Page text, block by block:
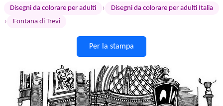
Disegni da colorare per adulti › Disegni da colorare per adulti Italia
› Fontana di Trevi
Per la stampa